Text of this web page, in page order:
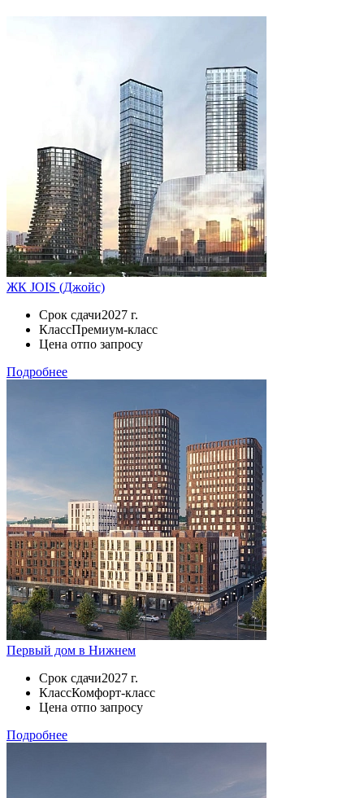
ЖК JOIS (Джойс)
Срок сдачи2027 г.
КлассПремиум-класс
Цена отпо запросу
Подробнее
Первый дом в Нижнем
Срок сдачи2027 г.
КлассКомфорт-класс
Цена отпо запросу
Подробнее